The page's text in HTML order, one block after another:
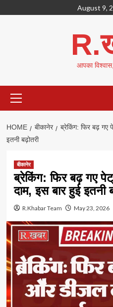
to
August 9,
आपका
Menu
HOME बीकानेर
ब्रेकिंग: फिर बढ़ गए
इतनी बढ़ोतरी
बीकानेर
ब्रेकिंग: फिर बढ़ गए
दाम, इस बार हुई इतनी
R.Khabar Team May 23, 2026